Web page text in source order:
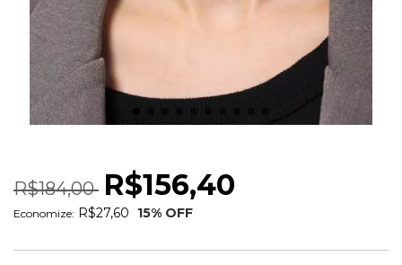
R$184,00 R$156,40
Economize: R$27,60 15% OFF